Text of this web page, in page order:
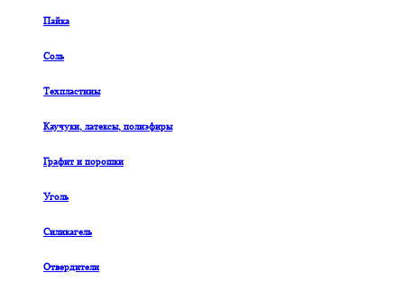
Пайка
Соль
Техпластины
Каучуки, латексы, полиэфиры
Графит и порошки
Уголь
Силикагель
Отвердители